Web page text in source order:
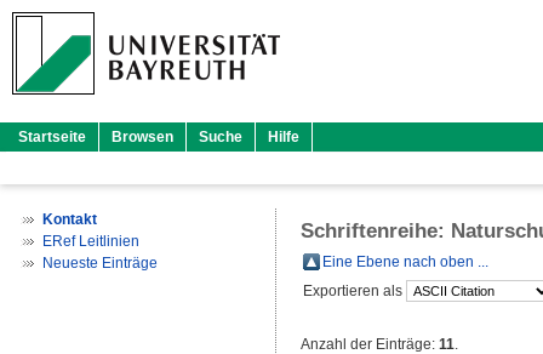
Startseite Browsen Suche Hilfe
Kontakt
ERef Leitlinien
Neueste Einträge
Schriftenreihe:
Eine Ebene nach oben ...
Exportieren als
Anzahl der Einträge: 11.